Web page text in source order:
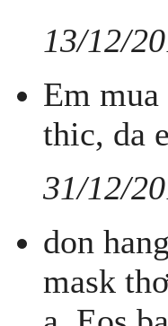
13/12/
Em
thic, da
31/12/
don
mask